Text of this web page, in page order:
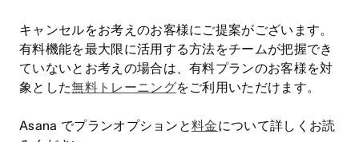
キャンセルをお考えのお客様にご提案がございます。
有料機能を最大限に活用する方法をチームが把握でき
ていないとお考えの場合は、有料プランのお客様を対
象とした無料トレーニングをご利用いただけます。
Asana でプランオプションと料金について詳しくお読